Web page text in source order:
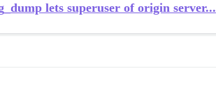
lets superuser of origin server...